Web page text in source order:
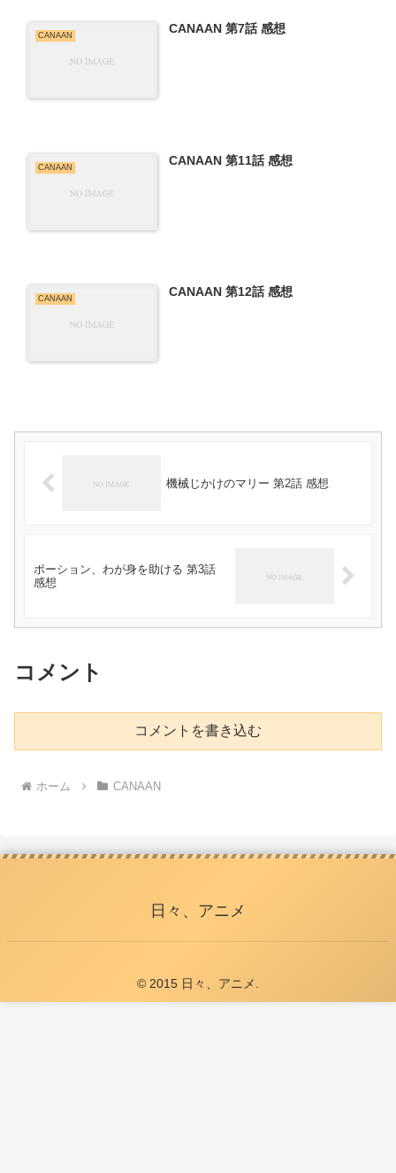
CANAAN CANAAN 第7話 感想
CANAAN CANAAN 第11話 感想
CANAAN CANAAN 第12話 感想
機械じかけのマリー 第2話 感想
ポーション、わが身を助ける 第3話
感想
コメント
コメントを書き込む
ホーム CANAAN
日々、アニメ
© 2015 日々、アニメ.